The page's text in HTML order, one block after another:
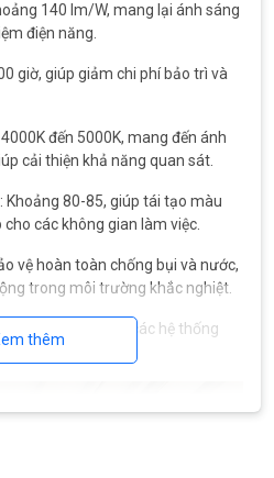
140 lm/W, mang lại ánh sáng
điện năng.
giờ, giúp giảm chi phí bảo trì và
đến 5000K, mang đến ánh
cải thiện khả năng quan sát.
Khoảng 80-85, giúp tái tạo màu
các không gian làm việc.
vệ hoàn toàn chống bụi và nước,
trong môi trường khắc nghiệt.
hợp với hầu hết các hệ thống
thêm